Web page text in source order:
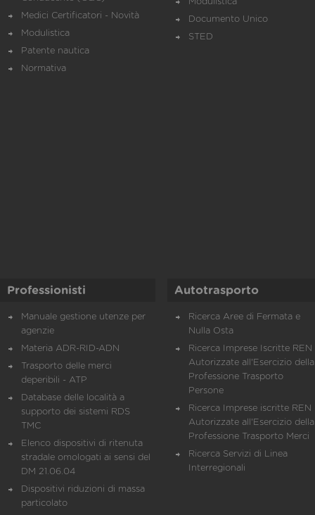
Medici Certificatori - Novità
Modulistica
Patente nautica
Normativa
Documento Unico
STED
Professionisti
Manuale gestione utenze per
agenzie
Materia ADR-RID-ADN
Trasporto delle merci
deperibili - ATP
Database delle località a
supporto dei sistemi RDS
TMC
Elenco dispositivi di ritenuta
stradale omologati ai sensi del
DM 21.06.04
Dispositivi riduzioni di massa
particolato
Autotrasporto
Ricerca Aree di Fermata e
Nulla Osta
Ricerca Imprese Iscritte REN
Autorizzate all'Esercizio della
Professione Trasporto
Persone
Ricerca Imprese iscritte REN
Autorizzate all'Esercizio della
Professione Trasporto Merci
Ricerca Servizi di Linea
Interregionali